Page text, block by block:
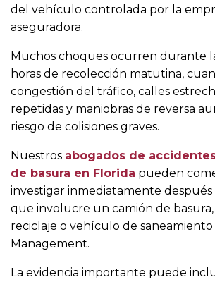
del vehículo controlada por la
aseguradora.
Muchos choques ocurren durante
horas de recolección matutina,
congestión del tráfico, calles
repetidas y maniobras de reversa
riesgo de colisiones graves.
Nuestros abogados de
de basura en Florida pueden
investigar inmediatamente
que involucre un camión de
reciclaje o vehículo de saneamiento
Management.
La evidencia importante puede